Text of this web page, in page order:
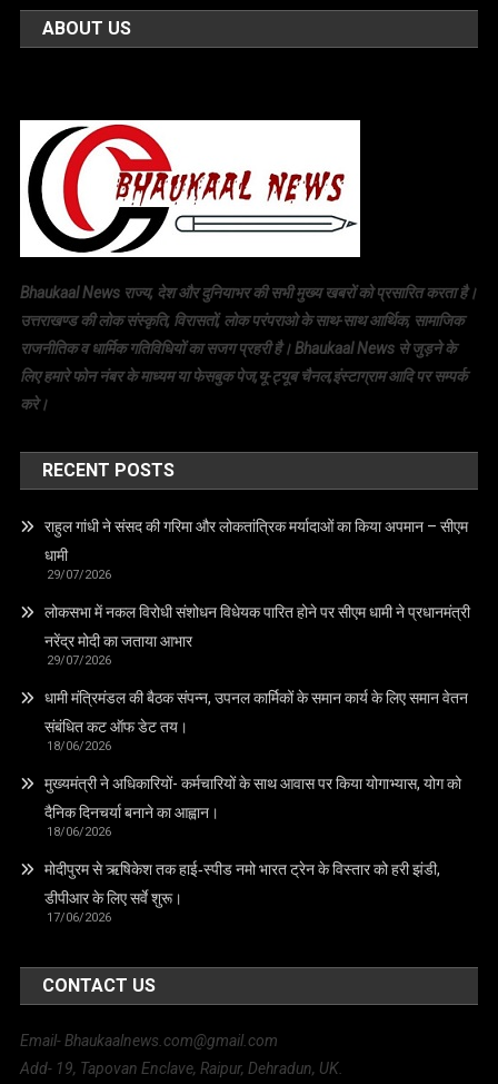
ABOUT US
Bhaukaal News राज्य, देश और दुनियाभर की सभी मुख्य खबरों को प्रसारित करता है।
उत्तराखण्ड की लोक संस्कृति, विरासतों, लोक परंपराओ के साथ-साथ आर्थिक, सामाजिक
राजनीतिक व धार्मिक गतिविधियों का सजग प्रहरी है। Bhaukaal News से जुड़ने के
लिए हमारे फोन नंबर के माध्यम या फेसबुक पेज,यू-ट्यूब चैनल,इंस्टाग्राम आदि पर सम्पर्क
करे।
RECENT POSTS
राहुल गांधी ने संसद की गरिमा और लोकतांत्रिक मर्यादाओं का किया अपमान – सीएम
धामी
29/07/2026
लोकसभा में नकल विरोधी संशोधन विधेयक पारित होने पर सीएम धामी ने प्रधानमंत्री
नरेंद्र मोदी का जताया आभार
29/07/2026
धामी मंत्रिमंडल की बैठक संपन्न, उपनल कार्मिकों के समान कार्य के लिए समान वेतन
संबंधित कट ऑफ डेट तय।
18/06/2026
मुख्यमंत्री ने अधिकारियों- कर्मचारियों के साथ आवास पर किया योगाभ्यास, योग को
दैनिक दिनचर्या बनाने का आह्वान।
18/06/2026
मोदीपुरम से ऋषिकेश तक हाई‑स्पीड नमो भारत ट्रेन के विस्तार को हरी झंडी,
डीपीआर के लिए सर्वे शुरू।
17/06/2026
CONTACT US
Email- Bhaukaalnews.com@gmail.com
Add- 19, Tapovan Enclave, Raipur, Dehradun, UK.